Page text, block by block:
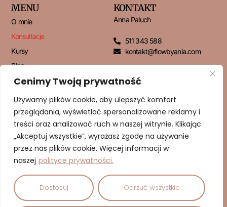
Cenimy Twoją prywatność
Używamy plików cookie, aby ulepszyć komfort
przeglądania, wyświetlać spersonalizowane reklamy i
treści oraz analizować ruch w naszej witrynie. Klikając
„Akceptuj wszystkie”, wyrażasz zgodę na używanie
przez nas plików cookie. Więcej informacji w
naszej polityce prywatności.
Dostosuj Odrzuć wszystkie
MENU
O mnie
Konsultacje
Kursy
Blog
Kontakt
KONTAKT
Anna Paluch
511 343 588
kontakt@flowbyania.com
NEWSLETTER
ZAPISUJĘ SIĘ!